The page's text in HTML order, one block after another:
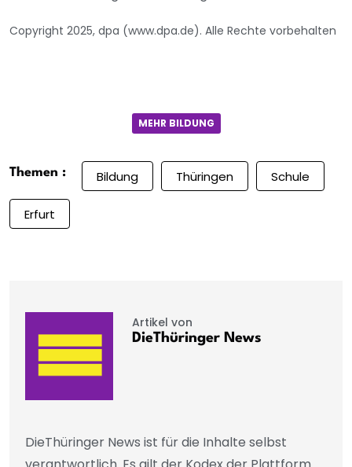
Copyright 2025, dpa (www.dpa.de). Alle Rechte vorbehalten
MEHR BILDUNG
Themen : Bildung Thüringen Schule
Erfurt
Artikel von
DieThüringer News
DieThüringer News ist für die Inhalte selbst